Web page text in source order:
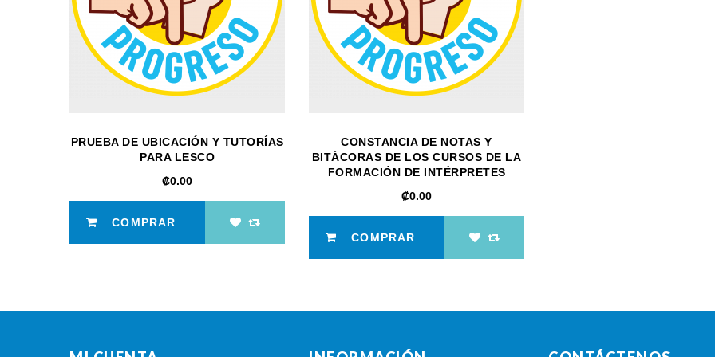
PRUEBA DE UBICACIÓN Y TUTORÍAS
PARA LESCO
‎₡0.00
COMPRAR
CONSTANCIA DE NOTAS Y
BITÁCORAS DE LOS CURSOS DE LA
FORMACIÓN DE INTÉRPRETES
‎₡0.00
COMPRAR